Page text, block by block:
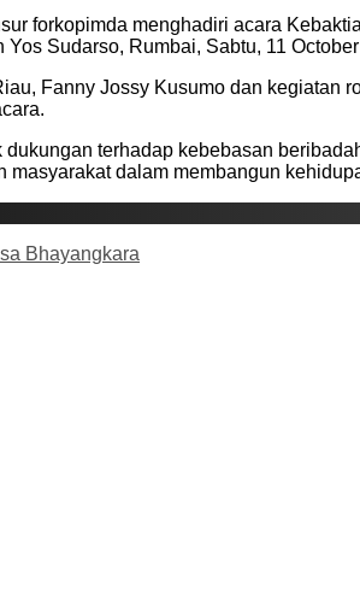
forkopimda menghadiri acara
Sudarso, Rumbai, Sabtu, 11
Fanny Jossy Kusumo dan kegiatan
terhadap kebebasan
dalam membangun